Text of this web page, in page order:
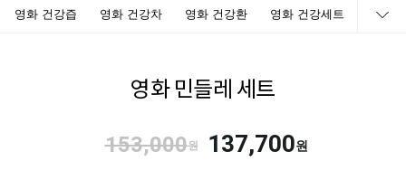
영화 건강즙 영화 건강차 영화 건강환 영화 건강세트
영화 민들레 세트
153,000원 137,700원